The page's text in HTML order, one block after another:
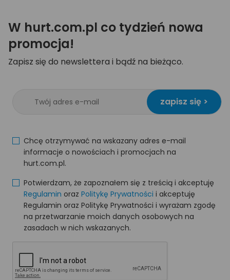
W hurt.com.pl co tydzień nowa
promocja!
Zapisz się do newslettera i bądź na bieżąco.
zapisz się >
Chcę otrzymywać na wskazany adres e-mail
informacje o nowościach i promocjach na
hurt.com.pl.
Potwierdzam, że zapoznałem się z treścią i akceptuję
Regulamin oraz Politykę Prywatności i akceptuję
Regulamin oraz Politykę Prywatności i wyrażam zgodę
na przetwarzanie moich danych osobowych na
zasadach w nich wskazanych.